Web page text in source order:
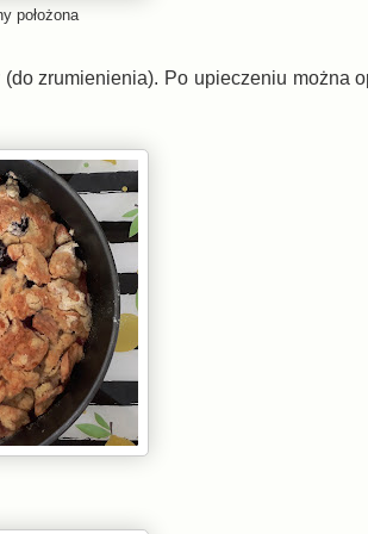
położona
zrumienienia). Po upieczeniu można